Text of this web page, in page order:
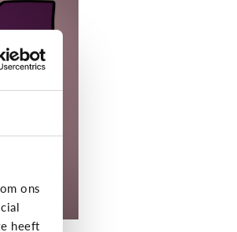
ons
heeft
te
in